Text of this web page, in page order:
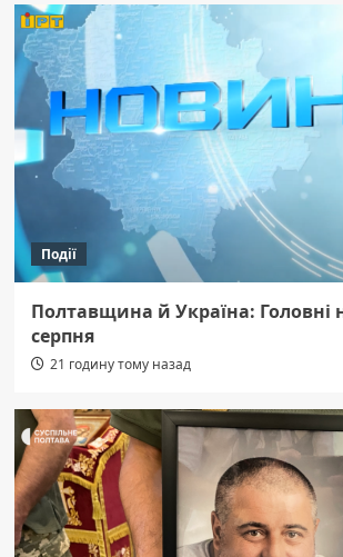
Події
Полтавщина й Україна: Головні
серпня
21 годину тому назад